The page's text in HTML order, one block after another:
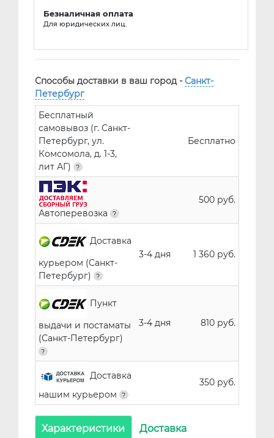
Безналичная оплата
Для юридических лиц.
Способы доставки в ваш город - Санкт-
Петербург
Бесплатный
самовывоз (г. Санкт-
Петербург, ул.
Комсомола, д. 1-3,
лит АГ)
Бесплатно
Автоперевозка
500 руб.
Доставка
курьером (Санкт-
Петербург)
3-4 дня 1 360 руб.
Пункт
выдачи и постаматы
(Санкт-Петербург)
3-4 дня 810 руб.
Доставка
нашим курьером
350 руб.
Характеристики Доставка